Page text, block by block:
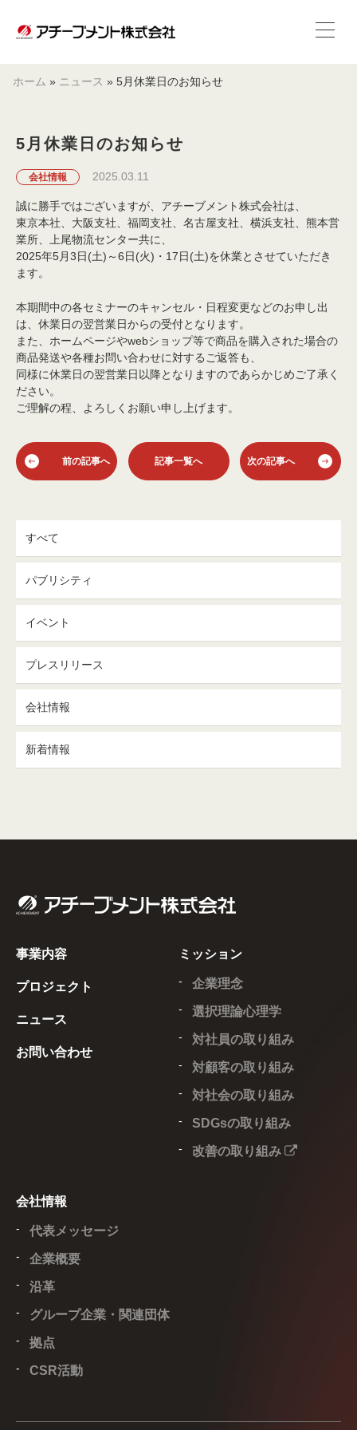
ホーム » ニュース » 5月休業日のお知らせ
5月休業日のお知らせ
会社情報 2025.03.11
誠に勝手ではございますが、アチーブメント株式会社は、
東京本社、大阪支社、福岡支社、名古屋支社、横浜支社、熊本営
業所、上尾物流センター共に、
2025年5月3日(土)～6日(火)・17日(土)を休業とさせていただき
ます。
本期間中の各セミナーのキャンセル・日程変更などのお申し出
は、休業日の翌営業日からの受付となります。
また、ホームページやwebショップ等で商品を購入された場合の
商品発送や各種お問い合わせに対するご返答も、
同様に休業日の翌営業日以降となりますのであらかじめご了承く
ださい。
ご理解の程、よろしくお願い申し上げます。
前の記事へ 記事一覧へ 次の記事へ
すべて
パブリシティ
イベント
プレスリリース
会社情報
新着情報
事業内容
プロジェクト
ニュース
お問い合わせ
ミッション
企業理念
選択理論心理学
対社員の取り組み
対顧客の取り組み
対社会の取り組み
SDGsの取り組み
改善の取り組み
会社情報
代表メッセージ
企業概要
沿革
グループ企業・関連団体
拠点
CSR活動